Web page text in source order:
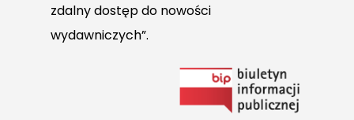
zdalny dostęp do nowości
wydawniczych”.
do